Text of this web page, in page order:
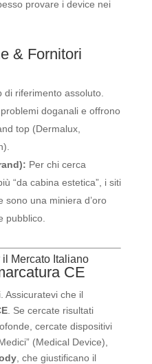
provare i device nei
& Fornitori
di riferimento assoluto.
doganali e offrono
top (Dermalux,
Per chi cerca
“da cabina estetica”, i siti
sono una miniera d’oro
pubblico.
Mercato Italiano
CE
Assicuratevi che il
. Se cercate risultati
cercate dispositivi
(Medical Device),
, che giustificano il